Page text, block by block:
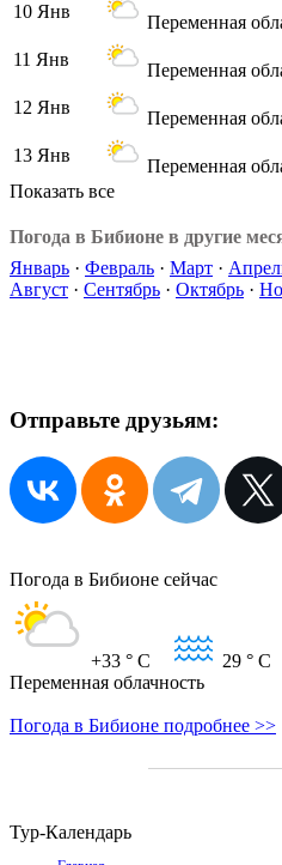
10 Янв
Переменная
11 Янв
Переменная
12 Янв
Переменная
13 Янв
Переменная
Показать все
Погода в Бибионе в другие
Январь · Февраль · Март ·
Август · Сентябрь · Октябрь ·
Отправьте друзьям:
Погода в Бибионе сейчас
+33 ° C 29 ° C
Переменная облачность
Погода в Бибионе подробнее >>
Тур-Календарь